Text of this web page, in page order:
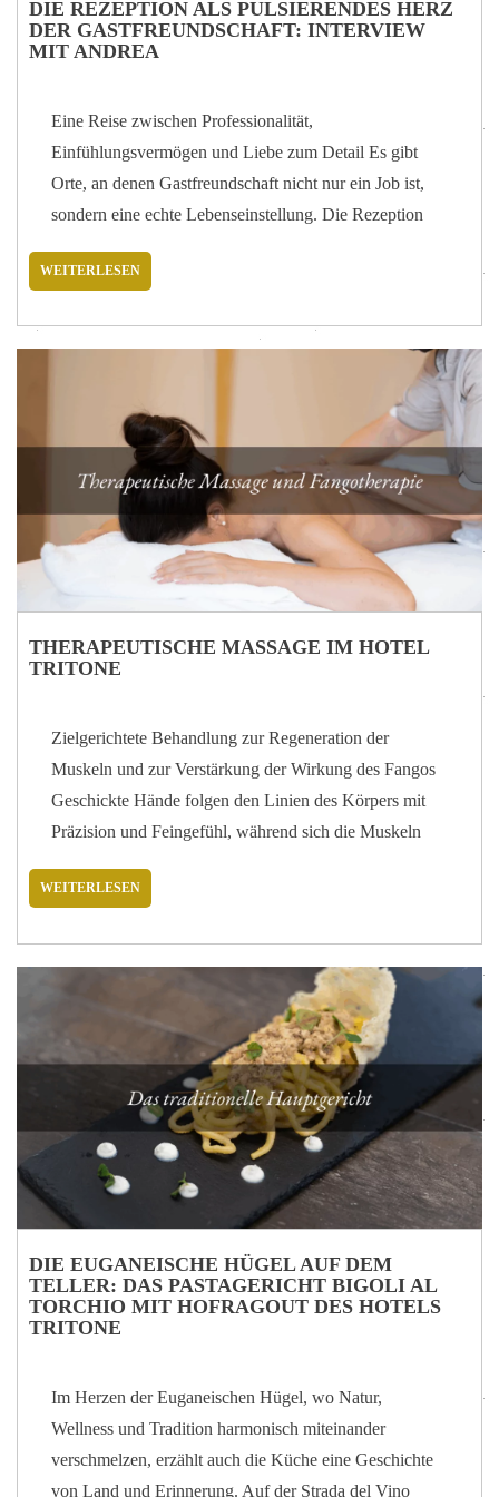
DIE REZEPTION ALS PULSIERENDES HERZ
DER GASTFREUNDSCHAFT: INTERVIEW
MIT ANDREA
Eine Reise zwischen Professionalität,
Einfühlungsvermögen und Liebe zum Detail Es gibt
Orte, an denen Gastfreundschaft nicht nur ein Job ist,
sondern eine echte Lebenseinstellung. Die Rezeption
Aufenthalt, wo das erste Lächeln den Übergang
den Gast erwartet, kennzeichnet. In diesem Interview
erzählen wir Ihnen die Geschichte von Andrea, der seit
Herzlichkeit empfängt. Andrea, wie lange sind Sie
schon Teil des Hotel Tritone Teams und wie hat Ihre
Reise hierher begonnen? Ich gehöre seit Januar 2008
zum Team…
WEITERLESEN
THERAPEUTISCHE MASSAGE IM HOTEL
TRITONE
Zielgerichtete Behandlung zur Regeneration der
Muskeln und zur Verstärkung der Wirkung des Fangos
Geschickte Hände folgen den Linien des Körpers mit
Präzision und Feingefühl, während sich die Muskeln
sich befreit. Die therapeutische Massage ist eine der
ein tiefes Gefühl des Wohlbefindens zu fördern. Im
Hotel Tritone in Abano Terme ist diese Behandlung ein
integraler Bestandteil eines Präventions- und
Behandlungserlebnis für alle Gäste, die sich bewusst um
ihre Gesundheit kümmern möchten.
THERAPEUTISCHE MASSAGE IN SYNERGIE
MIT FANGOTHERAPIE Die Wirksamkeit von…
WEITERLESEN
DIE EUGANEISCHE HÜGEL AUF DEM
TELLER: DAS PASTAGERICHT BIGOLI AL
TORCHIO MIT HOFRAGOUT DES HOTELS
TRITONE
Im Herzen der Euganeischen Hügel, wo Natur,
Wellness und Tradition harmonisch miteinander
verschmelzen, erzählt auch die Küche eine Geschichte
von Land und Erinnerung. Auf der Strada del Vino